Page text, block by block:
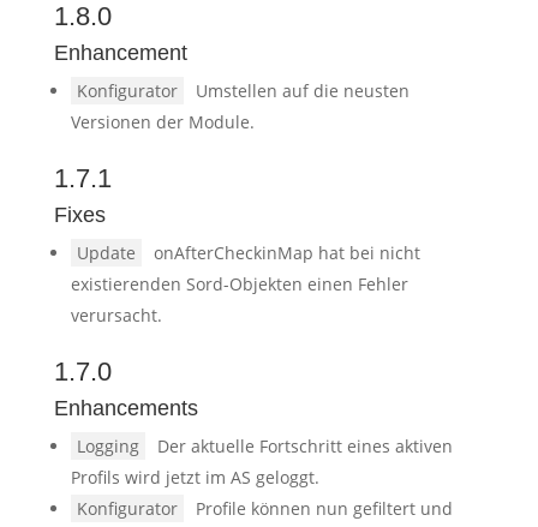
1.8.0
Enhancement
Konfigurator
Umstellen auf die neusten
Versionen der Module.
1.7.1
Fixes
Update
onAfterCheckinMap hat bei nicht
existierenden Sord-Objekten einen Fehler
verursacht.
1.7.0
Enhancements
Logging
Der aktuelle Fortschritt eines aktiven
Profils wird jetzt im AS geloggt.
Konfigurator
Profile können nun gefiltert und